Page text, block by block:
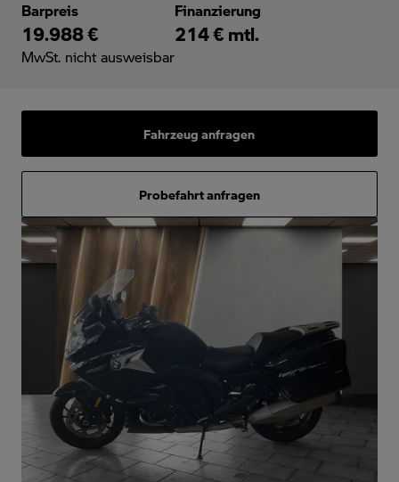
Barpreis
19.988 €
MwSt. nicht ausweisbar
Finanzierung
214 € mtl.
Fahrzeug anfragen
Probefahrt anfragen